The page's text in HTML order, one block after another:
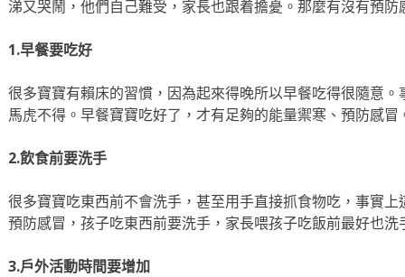
涕又哭鬧，他們自己難受，家長也跟着擔憂。那麼有沒有預
1.早餐要吃好
很多寶寶有賴床的習慣，因為起來得晚所以早餐吃得很隨意
馬虎不得。早餐寶寶吃好了，才有足夠的能量禦寒、預防感冒
2.飲食前要洗手
很多寶寶吃東西前不會洗手，甚至用手直接抓食物吃，事實
預防感冒，孩子吃東西前要洗手，家長喂孩子吃飯前最好也洗
3.戶外活動時間要增加